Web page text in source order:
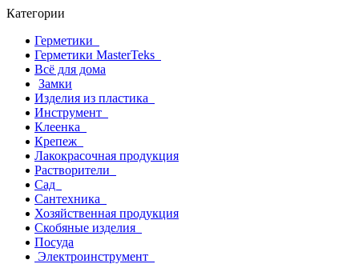
Категории
Герметики
Герметики MasterTeks
Всё для дома
Замки
Изделия из пластика
Инструмент
Клеенка
Крепеж
Лакокрасочная продукция
Растворители
Сад
Сантехника
Хозяйственная продукция
Скобяные изделия
Посуда
Электроинструмент